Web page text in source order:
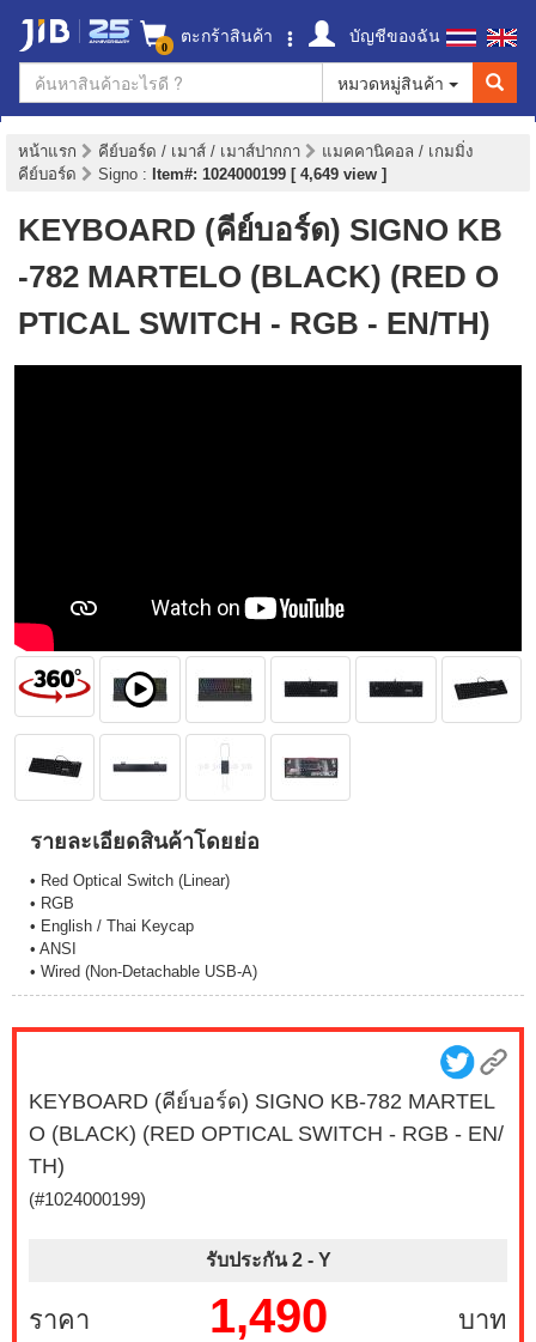
0 ตะกร้าสินค้า
บัญชีของฉัน
หมวดหมู่สินค้า
หน้าแรก คีย์บอร์ด / เมาส์ / เมาส์ปากกา
แมคคานิคอล / เกมมิ่ง
คีย์บอร์ด
Signo : Item#: 1024000199 [ 4,649 view ]
KEYBOARD (คีย์บอร์ด) SIGNO KB
-782 MARTELO (BLACK) (RED O
PTICAL SWITCH - RGB - EN/TH)
รายละเอียดสินค้าโดยย่อ
• Red Optical Switch (Linear)
• RGB
• English / Thai Keycap
• ANSI
• Wired (Non-Detachable USB-A)
KEYBOARD (คีย์บอร์ด) SIGNO KB-782 MARTEL
O (BLACK) (RED OPTICAL SWITCH - RGB - EN/
TH)
(#1024000199)
รับประกัน 2 - Y
ราคา บาท
1,490